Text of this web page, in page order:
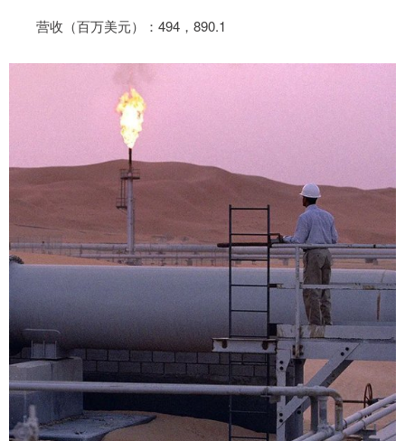
营收（百万美元）：494，890.1